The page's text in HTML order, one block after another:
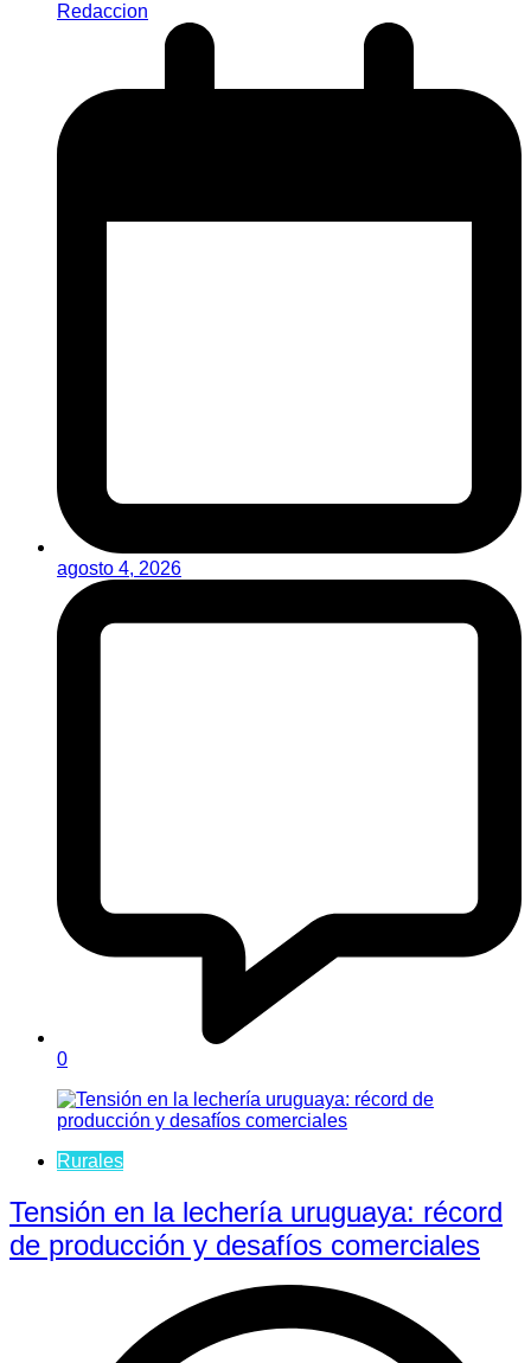
Redaccion
agosto 4, 2026
0
Rurales
Tensión en la lechería uruguaya: récord
de producción y desafíos comerciales